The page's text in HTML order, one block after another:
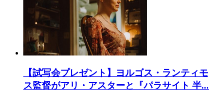
【試写会プレゼント】ヨルゴス・ランティモ
ス監督がアリ・アスターと『パラサイト 半...